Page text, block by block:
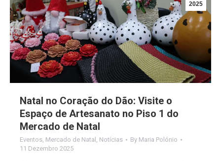
2025
Natal no Coração do Dão: Visite o
Espaço de Artesanato no Piso 1 do
Mercado de Natal
Eventos Mercado de Natal Notícias By Maria Polónio
11 Dezembro 2025